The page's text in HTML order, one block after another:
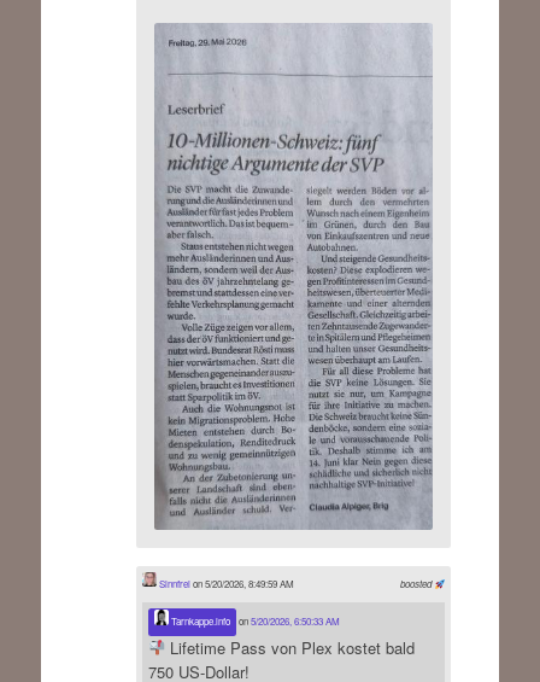
boosted
Sinnfreion 5/20/2026, 8:49:59 AM
Tarnkappe.info on5/20/2026, 6:50:33 AM
Lifetime Pass von Plex kostet bald
750 US-Dollar!